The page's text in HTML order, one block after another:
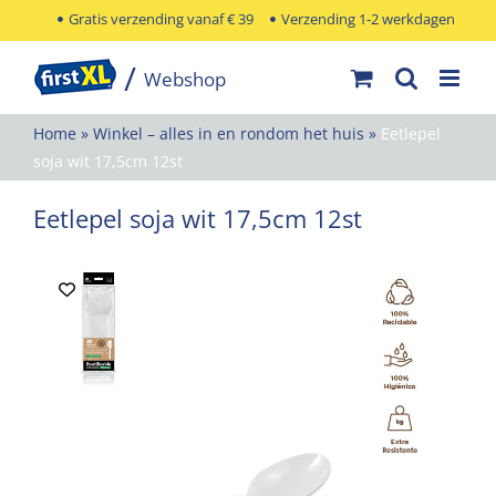
naar
inhoud
Gratis verzending vanaf € 39 Verzending 1-2 werkdagen
Home » Winkel – alles in en rondom het huis » Eetlepel
soja wit 17,5cm 12st
Eetlepel soja wit 17,5cm 12st